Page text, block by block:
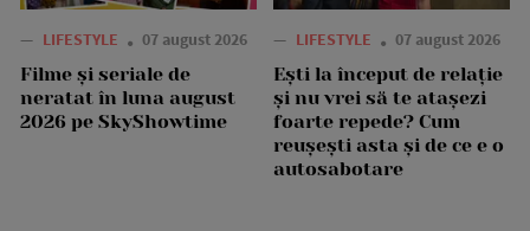
— LIFESTYLE 07 august 2026
Filme și seriale de
neratat în luna august
2026 pe SkyShowtime
— LIFESTYLE 07 august 2026
Ești la început de relație
și nu vrei să te atașezi
foarte repede? Cum
reușești asta și de ce e o
autosabotare